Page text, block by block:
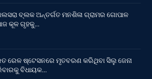
ବ୍ଲକ ଅନ୍ତର୍ଗତ ମନଶିଳା ଗ୍ରାମର ଗୋପାଳ
କୂଳ ଗୃହକୁ…
ରେଳ ଷ୍ଟେସନରେ ମୃତବରଣ କରିଥିବା ସିଲୁ ଜେନା
ବିଧାୟକ…